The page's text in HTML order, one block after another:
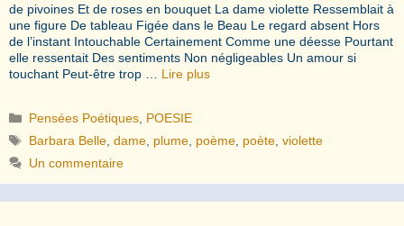
de pivoines Et de roses en bouquet La dame violette Ressemblait à
une figure De tableau Figée dans le Beau Le regard absent Hors
de l’instant Intouchable Certainement Comme une déesse Pourtant
elle ressentait Des sentiments Non négligeables Un amour si
touchant Peut-être trop … Lire plus
Catégories
Pensées Poétiques POESIE
Étiquettes
Barbara Belle ,dame plume poème poète ,violette
Un commentaire